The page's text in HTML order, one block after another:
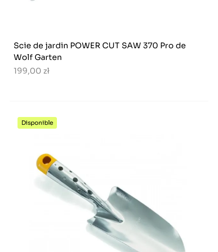
Scie de jardin POWER CUT SAW 370 Pro de
Wolf Garten
199,00 zł
Disponible